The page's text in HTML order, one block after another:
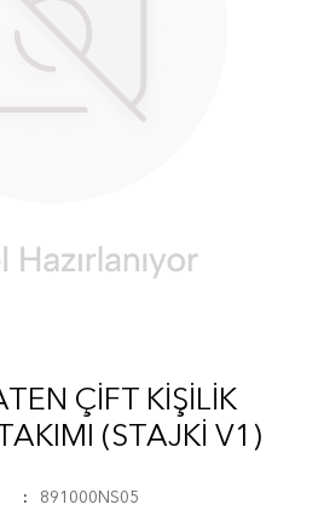
ÇIFT KIŞILIK
(STAJKI V1)
891000NS05